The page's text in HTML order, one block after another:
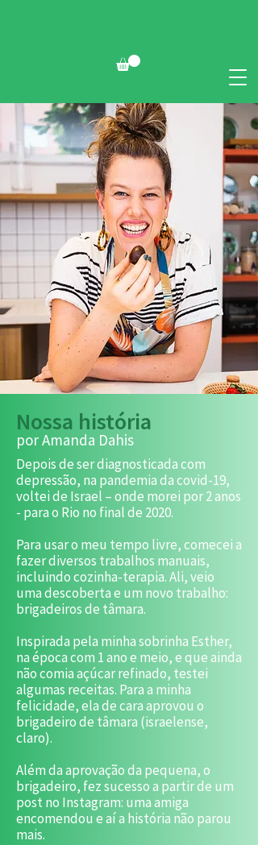
Nossa história
​por Amanda Dahis
Depois de ser diagnosticada com
depressão, na pandemia da covid-19,
voltei de Israel – onde morei por 2 anos
- para o Rio no final de 2020.
Para usar o meu tempo livre, comecei a
fazer diversos trabalhos manuais,
incluindo cozinha-terapia. Ali, veio
uma descoberta e um novo trabalho:
brigadeiros de tâmara.
Inspirada pela minha sobrinha Esther,
na época com 1 ano e meio, e que ainda
não comia açúcar refinado, testei
algumas receitas. Para a minha
felicidade, ela de cara aprovou o
brigadeiro de tâmara (israelense,
claro).
Além da aprovação da pequena, o
brigadeiro, fez sucesso a partir de um
post no Instagram: uma amiga
encomendou e aí a história não parou
mais.